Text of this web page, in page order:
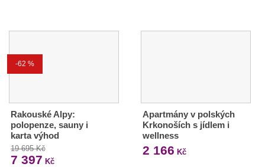
-62 %
Rakouské Alpy:
polopenze, sauny i
karta výhod
19 695 Kč
7 397 Kč
Apartmány v polských
Krkonoších s jídlem i
wellness
2 166 Kč